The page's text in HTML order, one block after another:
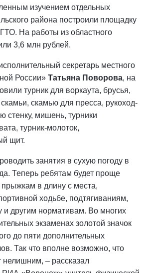
изучением отдельных
района построили площадку
На работы из областного
3,6 млн рублей.
секретарь местного
России» Татьяна Поворова, на
турник для воркаута, брусья,
скамью для пресса, рукоход-
стенку, мишень, турники
турник-молоток,
щит.
занятия в сухую погоду в
Теперь ребятам будет проще
прыжкам в длину с места,
ходьбе, подтягиваниям,
и другим нормативам. Во многих
экзаменах золотой значок
до пяти дополнительных
Так что вполне возможно, что
нелишним, – рассказал